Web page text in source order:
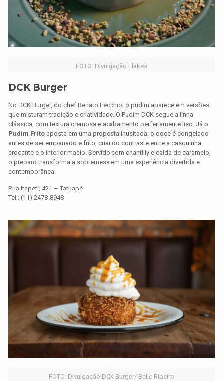
FOTO: Divulgação Flakes
DCK Burger
No DCK Burger, do chef Renato Fecchio, o pudim aparece em versões
que misturam tradição e criatividade. O Pudim DCK segue a linha
clássica, com textura cremosa e acabamento perfeitamente liso. Já o
Pudim Frito aposta em uma proposta inusitada: o doce é congelado
antes de ser empanado e frito, criando contraste entre a casquinha
crocante e o interior macio. Servido com chantilly e calda de caramelo,
o preparo transforma a sobremesa em uma experiência divertida e
contemporânea.
Rua Itapeti, 421 – Tatuapé
Tel.: (11) 2478-8948
FOTO: Divulgação DCK Burger/ Belle Ribeiro